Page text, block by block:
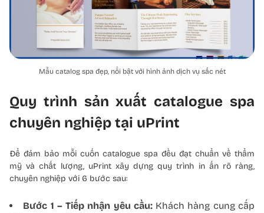
Mẫu catalog spa đẹp, nổi bật với hình ảnh dịch vụ sắc nét
Quy trình sản xuất catalogue spa
chuyên nghiệp tại uPrint
Để đảm bảo mỗi cuốn catalogue spa đều đạt chuẩn về thẩm
mỹ và chất lượng, uPrint xây dựng quy trình in ấn rõ ràng,
chuyên nghiệp với 6 bước sau:
Bước 1 – Tiếp nhận yêu cầu: Khách hàng cung cấp